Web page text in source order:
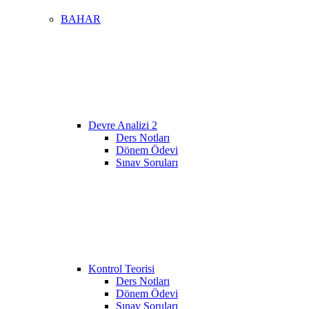
BAHAR
Devre Analizi 2
Ders Notları
Dönem Ödevi
Sınav Soruları
Kontrol Teorisi
Ders Notları
Dönem Ödevi
Sınav Soruları